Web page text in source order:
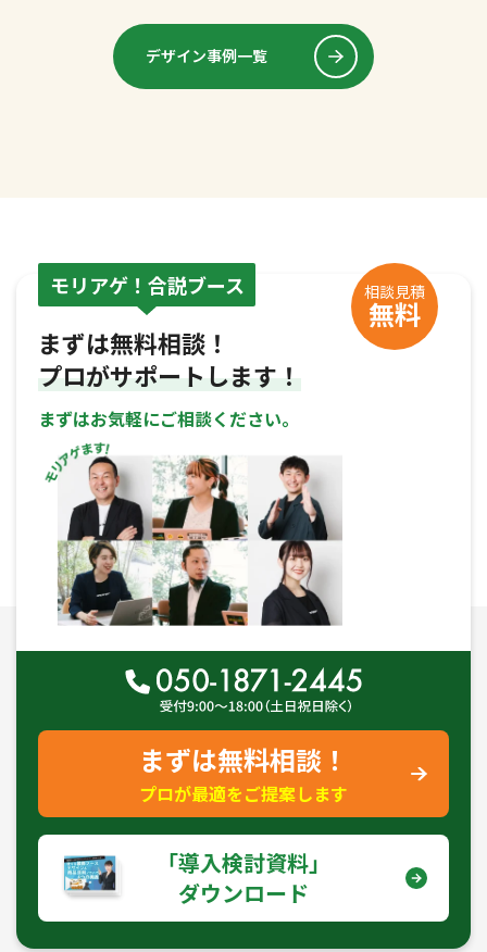
デザイン事例一覧
モリアゲ！合説ブース 相談見積
無料
まずは無料相談！
プロがサポートします！
まずはお気軽にご相談ください。
まずは無料相談！
プロが最適をご提案します
｢導入検討資料｣
ダウンロード